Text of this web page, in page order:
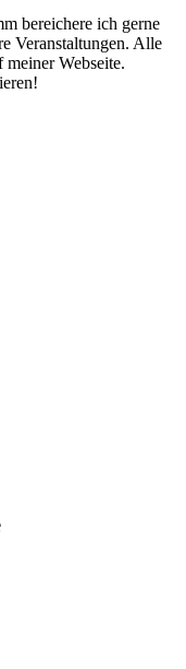
bereichere ich gerne
Veranstaltungen. Alle
Webseite.